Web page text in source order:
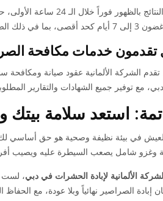
تبدأ النتائج
في ذلك الصراصير الصغيرة المفقسة حديثاً.
خدمات مكافحة
تقدم الشركة الألمانية عقود صيانة
مع توفير جميع الشهادات والتقارير
استعد سلامة بيتك
في بيئة نظيفة وصحية هو حق أساسي
وغزو شامل يصعب السيطرة عليه ويصيب
الألمانية لإبادة الحشرات في دبي، لست
إبادة الصراصير نهائياً وبلا عودة، مع